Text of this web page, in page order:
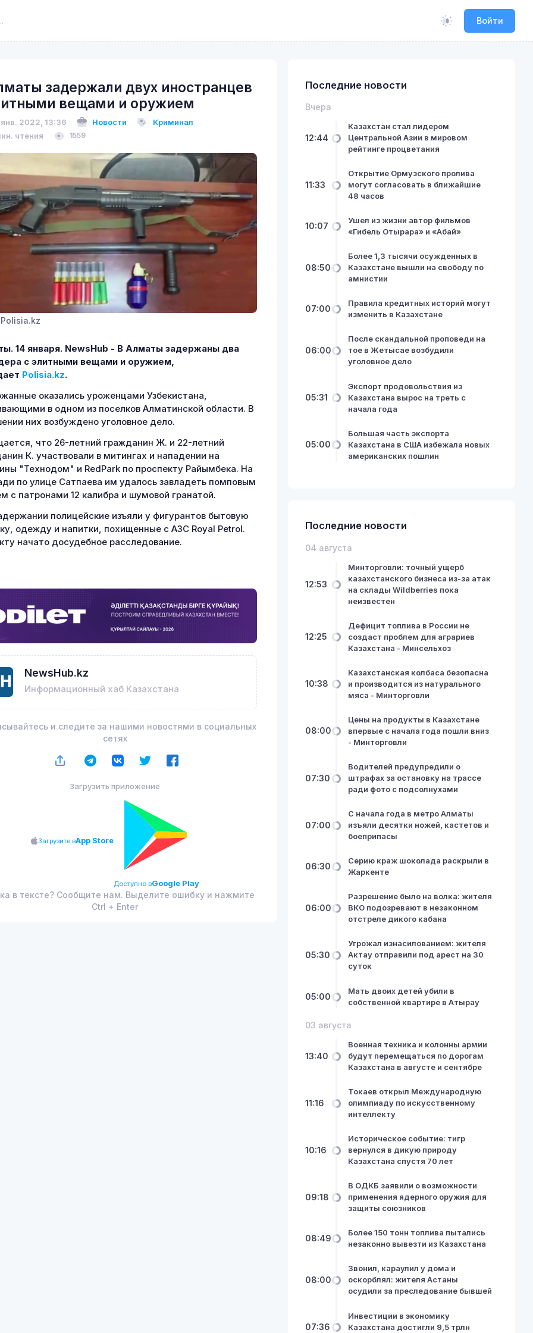
Войти
задержали двух иностранцев
вещами и оружием
2022, 13:36 Новости
Криминал
чтения
1559
14 января. NewsHub - В Алматы задержаны два
с элитными вещами и оружием,
Polisia.kz.
оказались уроженцами Узбекистана,
в одном из поселков Алматинской области. В
них возбуждено уголовное дело.
что 26-летний гражданин Ж. и 22-летний
К. участвовали в митингах и нападении на
"Технодом" и RedPark по проспекту Райымбека. На
по улице Сатпаева им удалось завладеть помповым
с патронами 12 калибра и шумовой гранатой.
полицейские изъяли у фигурантов бытовую
одежду и напитки, похищенные с АЗС Royal Petrol.
начато досудебное расследование.
NewsHub.kz
Информационный хаб Казахстана
и следите за нашими новостями в социальных
сетях
Загрузить приложение
Загрузите вApp Store
Доступно вGoogle Play
в тексте? Сообщите нам. Выделите ошибку и нажмите
Ctrl + Enter
Последние новости
Вчера
12:44
Казахстан стал лидером
Центральной Азии в мировом
рейтинге процветания
11:33
Открытие Ормузского пролива
могут согласовать в ближайшие
48 часов
10:07
Ушел из жизни автор фильмов
«Гибель Отырара» и «Абай»
08:50
Более 1,3 тысячи осужденных в
Казахстане вышли на свободу по
амнистии
07:00
Правила кредитных историй могут
изменить в Казахстане
06:00
После скандальной проповеди на
тое в Жетысае возбудили
уголовное дело
05:31
Экспорт продовольствия из
Казахстана вырос на треть с
начала года
05:00
Большая часть экспорта
Казахстана в США избежала новых
американских пошлин
Последние новости
04 августа
12:53
Минторговли: точный ущерб
казахстанского бизнеса из-за атак
на склады Wildberries пока
неизвестен
12:25
Дефицит топлива в России не
создаст проблем для аграриев
Казахстана - Минсельхоз
10:38
Казахстанская колбаса безопасна
и производится из натурального
мяса - Минторговли
08:00
Цены на продукты в Казахстане
впервые с начала года пошли вниз
- Минторговли
07:30
Водителей предупредили о
штрафах за остановку на трассе
ради фото с подсолнухами
07:00
С начала года в метро Алматы
изъяли десятки ножей, кастетов и
боеприпасы
06:30
Серию краж шоколада раскрыли в
Жаркенте
06:00
Разрешение было на волка: жителя
ВКО подозревают в незаконном
отстреле дикого кабана
05:30
Угрожал изнасилованием: жителя
Актау отправили под арест на 30
суток
05:00
Мать двоих детей убили в
собственной квартире в Атырау
03 августа
13:40
Военная техника и колонны армии
будут перемещаться по дорогам
Казахстана в августе и сентябре
11:16
Токаев открыл Международную
олимпиаду по искусственному
интеллекту
10:16
Историческое событие: тигр
вернулся в дикую природу
Казахстана спустя 70 лет
09:18
В ОДКБ заявили о возможности
применения ядерного оружия для
защиты союзников
08:49
Более 150 тонн топлива пытались
незаконно вывезти из Казахстана
08:00
Звонил, караулил у дома и
оскорблял: жителя Астаны
осудили за преследование бывшей
07:36
Инвестиции в экономику
Казахстана достигли 9,5 трлн